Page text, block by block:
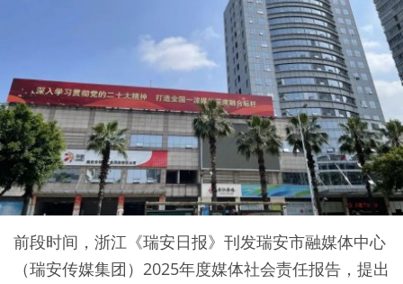
前段时间，浙江《瑞安日报》刊发瑞安市融媒体中心
（瑞安传媒集团）2025年度媒体社会责任报告，提出